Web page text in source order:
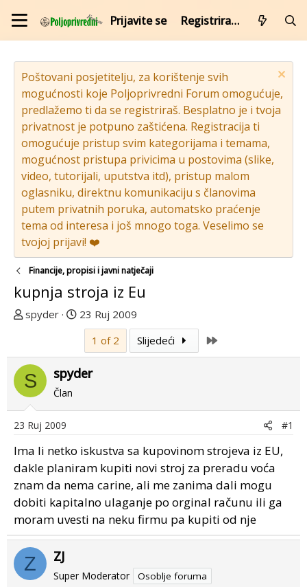
Prijavite se Registrirajte se
Poštovani posjetitelju, za korištenje svih
mogućnosti koje Poljoprivredni Forum omogućuje,
predlažemo ti da se registriraš. Besplatno je i tvoja
privatnost je potpuno zaštićena. Registracija ti
omogućuje pristup svim kategorijama i temama,
mogućnost pristupa privicima u postovima (slike,
video, tutorijali, uputstva itd), pristup malom
oglasniku, direktnu komunikaciju s članovima
putem privatnih poruka, automatsko praćenje
tema od interesa i još mnogo toga. Veselimo se
tvojoj prijavi! ❤️
Financije, propisi i javni natječaji
kupnja stroja iz Eu
T
u
p
o
r
e
n
u
o
spyder
D
u
m
o
g
p
o
t
a
23 Ruj 2009
1 of 2
Slijedeći
S spyder
Član
23 Ruj 2009 #1
Ima li netko iskustva sa kupovinom strojeva iz EU,
dakle planiram kupiti novi stroj za preradu voća
znam da nema carine, ali me zanima dali mogu
dobiti kapitalno ulaganje po orginal računu ili ga
moram uvesti na neku firmu pa kupiti od nje
Z ZJ
Super Moderator Osoblje foruma